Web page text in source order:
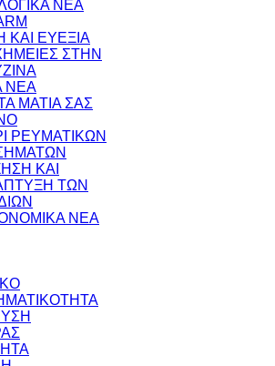
ΝΕΑ
ΚΑΙ ΕΥΕΞΙΑ
ΣΤΗΝ
ΝEA
ΜΑΤΙΑ ΣΑΣ
ΡΕΥΜΑΤΙΚΩΝ
ΚΑΙ
ΤΩΝ
ΝΕΑ